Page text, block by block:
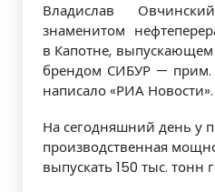
Владислав
знаменитом
в Капотне,
брендом СИБУР — прим.
написало «РИА Новости».
На сегодняшний день у
производственная
выпускать 150 тыс. тонн